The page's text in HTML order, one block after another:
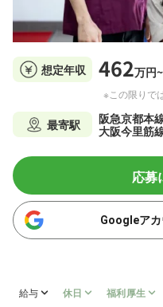
想定年収 462万円~
※この限りで
最寄駅
阪急京都本
大阪今里筋
応募
Googleア
給与 休日 福利厚生